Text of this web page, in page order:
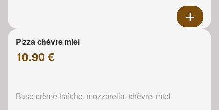
Pizza chèvre miel
10.90 €
Base crème fraîche, mozzarella, chèvre, miel